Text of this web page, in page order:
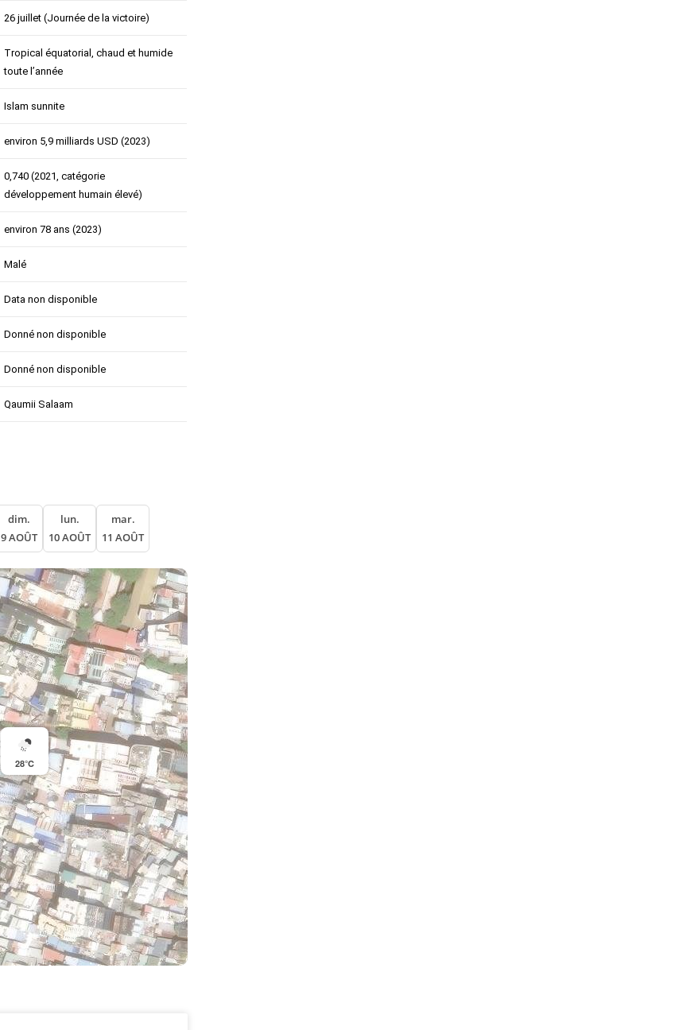
26 juillet (Journée de la victoire)
Tropical équatorial, chaud et humide
toute l’année
Islam sunnite
environ 5,9 milliards USD (2023)
0,740 (2021, catégorie
développement humain élevé)
environ 78 ans (2023)
Malé
Data non disponible
Donné non disponible
Donné non disponible
Qaumii Salaam
dim.
9 AOÛT
lun.
10 AOÛT
mar.
11 AOÛT
28°C